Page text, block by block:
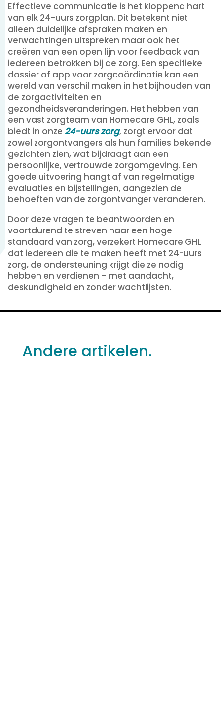
Effectieve communicatie is het kloppend hart
van elk 24-uurs zorgplan. Dit betekent niet
alleen duidelijke afspraken maken en
verwachtingen uitspreken maar ook het
creëren van een open lijn voor feedback van
iedereen betrokken bij de zorg. Een specifieke
dossier of app voor zorgcoördinatie kan een
wereld van verschil maken in het bijhouden van
de zorgactiviteiten en
gezondheidsveranderingen. Het hebben van
een vast zorgteam van Homecare GHL, zoals
biedt in onze 24-uurs zorg, zorgt ervoor dat
zowel zorgontvangers als hun families bekende
gezichten zien, wat bijdraagt aan een
persoonlijke, vertrouwde zorgomgeving. Een
goede uitvoering hangt af van regelmatige
evaluaties en bijstellingen, aangezien de
behoeften van de zorgontvanger veranderen.
Door deze vragen te beantwoorden en
voortdurend te streven naar een hoge
standaard van zorg, verzekert Homecare GHL
dat iedereen die te maken heeft met 24-uurs
zorg, de ondersteuning krijgt die ze nodig
hebben en verdienen – met aandacht,
deskundigheid en zonder wachtlijsten.
Andere artikelen.